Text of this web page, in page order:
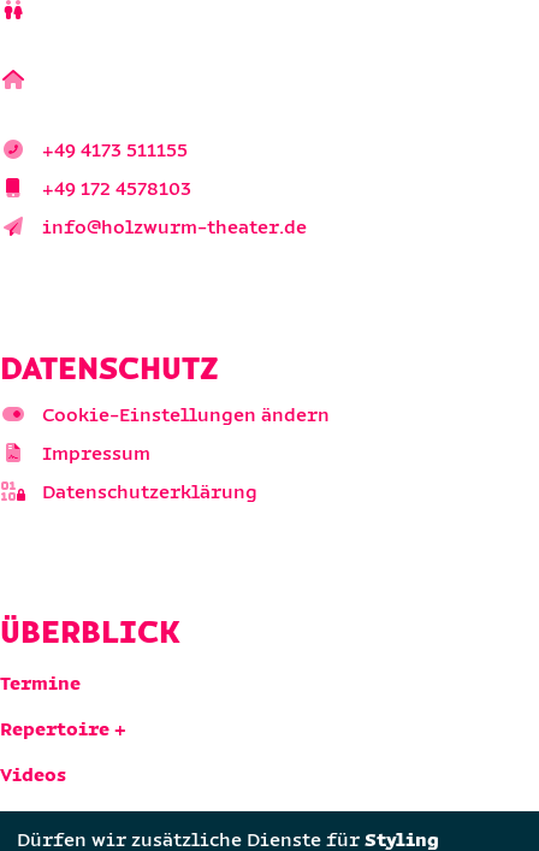
+49 4173 511155
+49 172 4578103
info@holzwurm-theater.de
DATENSCHUTZ
Cookie-Einstellungen ändern
Impressum
Datenschutzerklärung
ÜBERBLICK
Termine
Repertoire
Videos
Über uns
Dürfen wir zusätzliche Dienste fürStyling